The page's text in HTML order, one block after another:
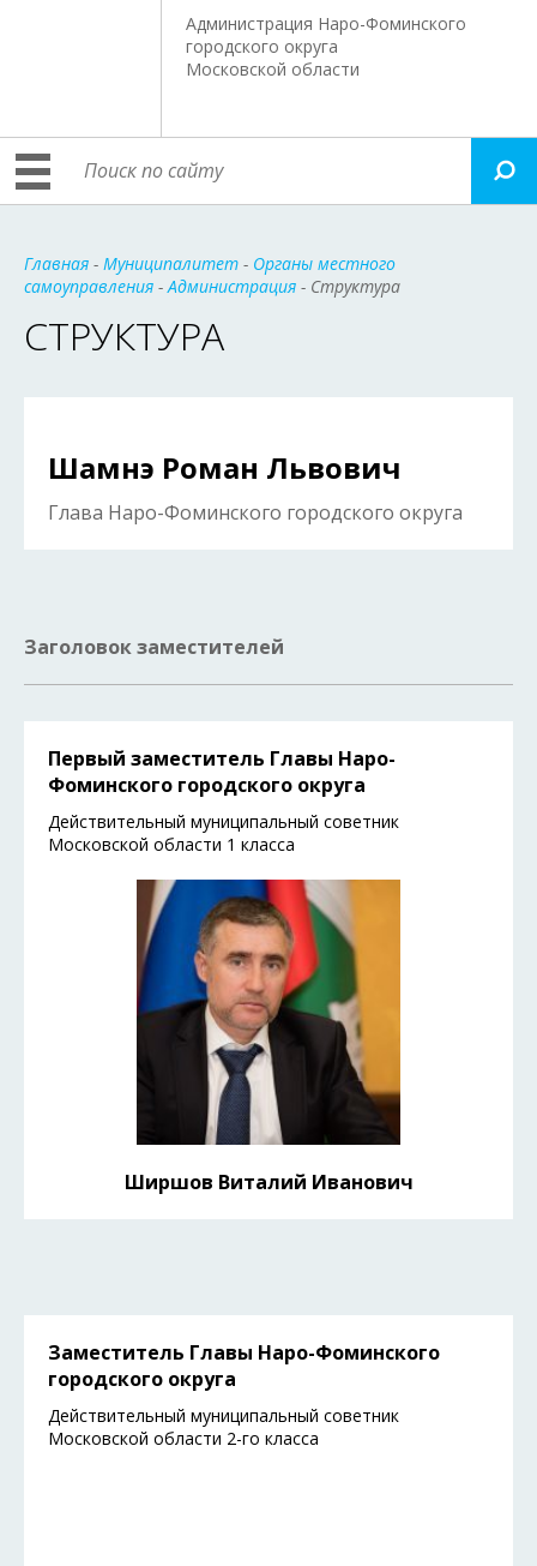
Администрация Наро-Фоминского
городского округа
Московской области
Главная - Муниципалитет - Органы местного
самоуправления -Администрация - Структура
СТРУКТУРА
Шамнэ Роман Львович
Глава Наро-Фоминского городского округа
Заголовок заместителей
Первый заместитель Главы Наро-
Фоминского городского округа
Действительный муниципальный советник
Московской области 1 класса
Ширшов Виталий Иванович
Заместитель Главы Наро-Фоминского
городского округа
Действительный муниципальный советник
Московской области 2-го класса